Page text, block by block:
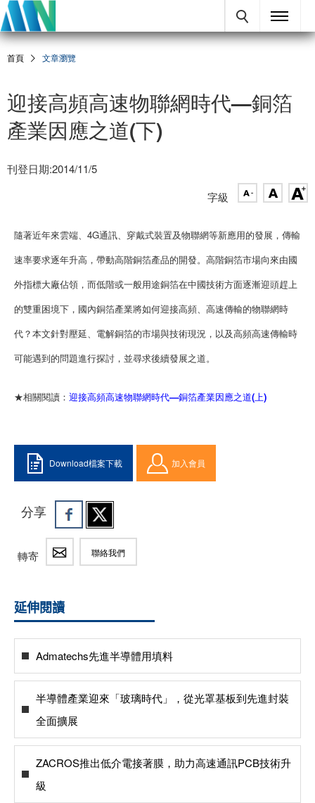
首頁 文章瀏覽
迎接高頻高速物聯網時代—銅箔
產業因應之道(下)
刊登日期:2014/11/5
字級
隨著近年來雲端、4G通訊、穿戴式裝置及物聯網等新應用的發展，傳輸
速率要求逐年升高，帶動高階銅箔產品的開發。高階銅箔市場向來由國
外指標大廠佔領，而低階或一般用途銅箔在中國技術方面逐漸迎頭趕上
的雙重困境下，國內銅箔產業將如何迎接高頻、高速傳輸的物聯網時
代？本文針對壓延、電解銅箔的市場與技術現況，以及高頻高速傳輸時
可能遇到的問題進行探討，並尋求後續發展之道。
★相關閱讀： 迎接高頻高速物聯網時代—銅箔產業因應之道(上)
Download檔案下載 加入會員
分享
轉寄 聯絡我們
延伸閱讀
Admatechs先進半導體用填料
半導體產業迎來「玻璃時代」，從光罩基板到先進封裝
全面擴展
ZACROS推出低介電接著膜，助力高速通訊PCB技術升
級